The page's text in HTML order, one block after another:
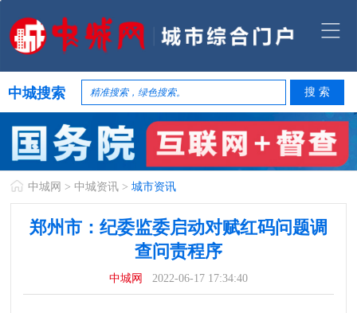
中城搜索
中城网 > 中城资讯 >城市资讯
郑州市：纪委监委启动对赋红码问题调
查问责程序
中城网 2022-06-17 17:34:40